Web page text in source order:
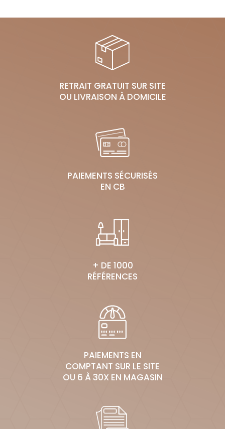
RETRAIT GRATUIT SUR SITE
OU LIVRAISON À DOMICILE
PAIEMENTS SÉCURISÉS
EN CB
+ DE 1000
RÉFÉRENCES
PAIEMENTS EN
COMPTANT SUR LE SITE
OU 6 À 30X EN MAGASIN